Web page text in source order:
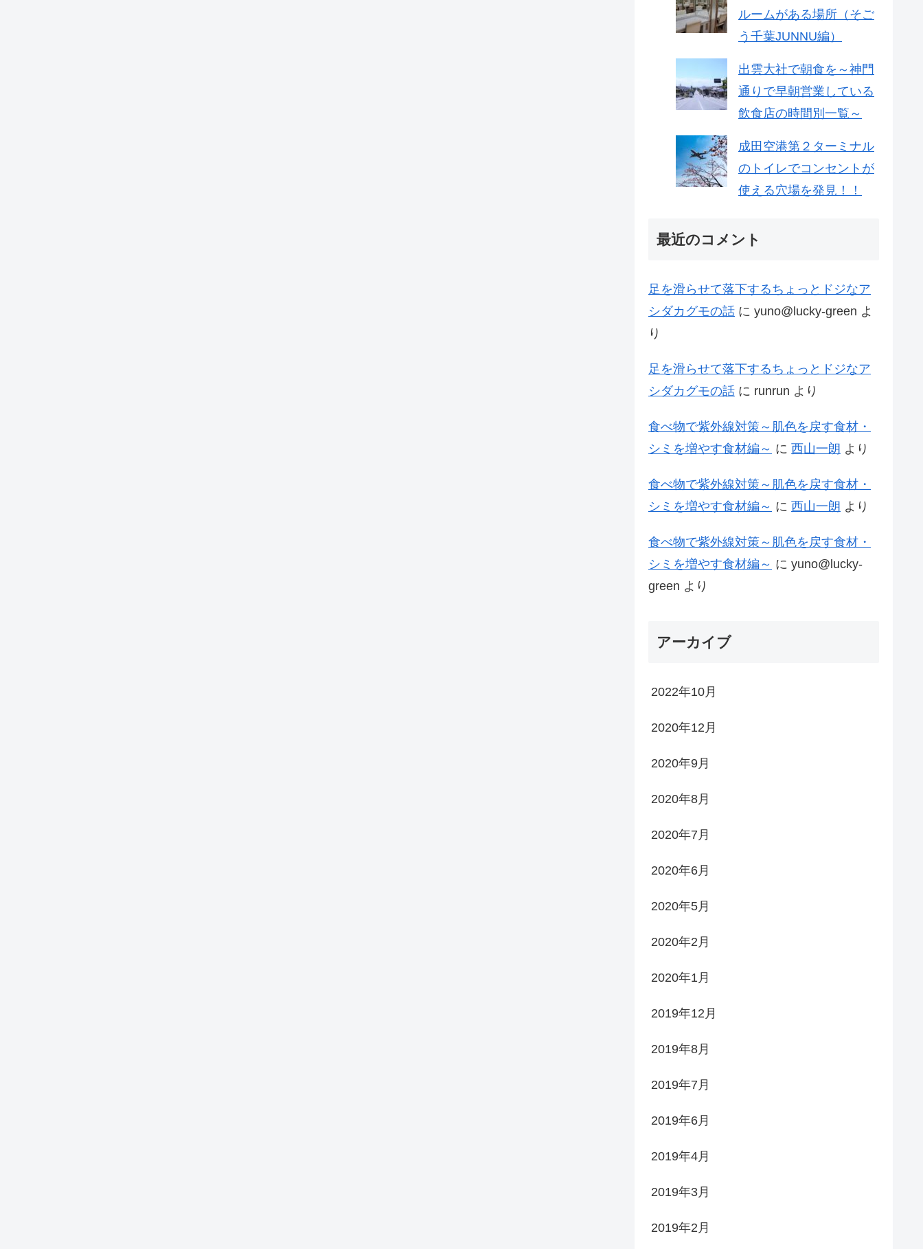
ルームがある場所（そご
う千葉JUNNU編）
出雲大社で朝食を～神門
通りで早朝営業している
飲食店の時間別一覧～
成田空港第２ターミナル
のトイレでコンセントが
使える穴場を発見！！
最近のコメント
足を滑らせて落下するちょっとドジなア
シダカグモの話 に yuno@lucky-green よ
り
足を滑らせて落下するちょっとドジなア
シダカグモの話 に runrun より
食べ物で紫外線対策～肌色を戻す食材・
シミを増やす食材編～ に 西山一朗 より
食べ物で紫外線対策～肌色を戻す食材・
シミを増やす食材編～ に 西山一朗 より
食べ物で紫外線対策～肌色を戻す食材・
シミを増やす食材編～ に yuno@lucky-
green より
アーカイブ
2022年10月
2020年12月
2020年9月
2020年8月
2020年7月
2020年6月
2020年5月
2020年2月
2020年1月
2019年12月
2019年8月
2019年7月
2019年6月
2019年4月
2019年3月
2019年2月